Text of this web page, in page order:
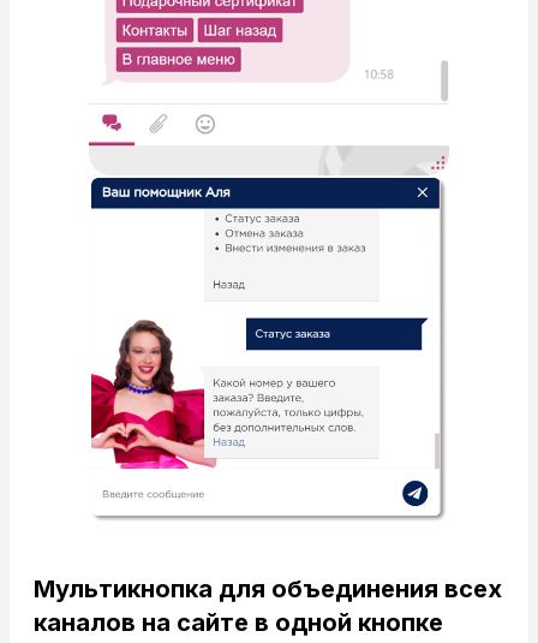
Мультикнопка для объединения всех
каналов на сайте в одной кнопке